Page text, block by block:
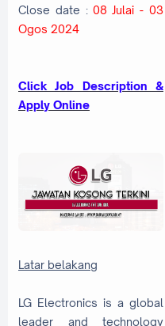
Close date : 08 Julai - 03
Ogos 2024
Click Job Description &
Apply Online
Latar belakang
LG Electronics is a global
leader and technology